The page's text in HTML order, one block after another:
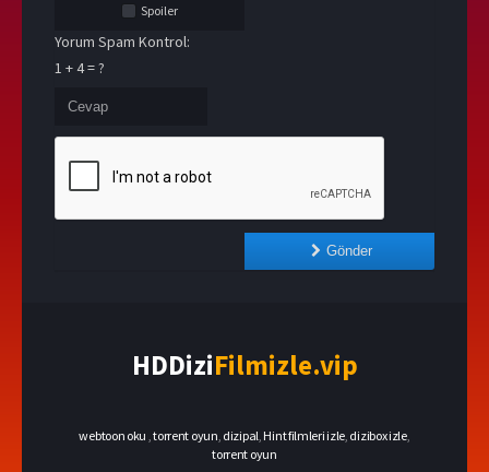
Spoiler
Yorum Spam Kontrol:
1 + 4 = ?
Gönder
HDDiziFilmizle.vip
webtoon oku ,torrent oyun dizipal Hint filmleri izle dizibox izle,
torrent oyun